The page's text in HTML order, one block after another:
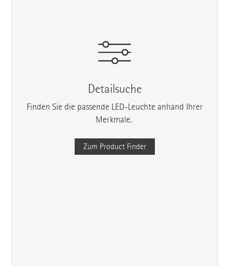
Detailsuche
Finden Sie die passende LED-Leuchte anhand Ihrer
Merkmale.
Zum Product Finder